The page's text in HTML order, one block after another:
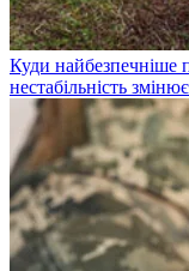
Куди найбезпечніше
нестабільність